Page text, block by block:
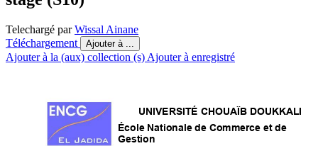
Telechargé parWissal Ainane
Téléchargement
Ajouter à ...
Ajouter à la (aux) collection (s) Ajouter à enregistré
UNIVERSITÉ CHOUAÏB DOUKKALI
École Nationale de Commerce et de
Gestion